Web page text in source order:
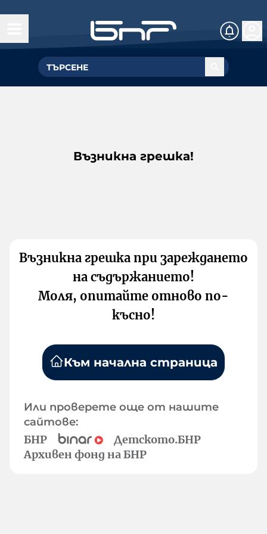
Възникна грешка!
Възникна грешка при зареждането
на съдържанието!
Моля, опитайте отново по-
късно!
Към начална страница
Или проверете още от нашите
сайтове:
БНР
Детското.БНР
Архивен фонд на БНР